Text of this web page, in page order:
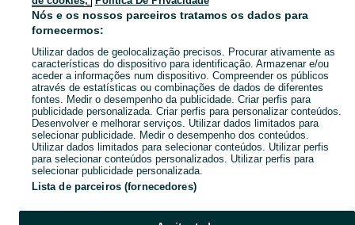
Mapa de mini-sites
Pesquisas populares
Nós e os nossos parceiros tratamos os dados para
fornecermos:
Utilizar dados de geolocalização precisos. Procurar ativamente as
características do dispositivo para identificação. Armazenar e/ou
aceder a informações num dispositivo. Compreender os públicos
através de estatísticas ou combinações de dados de diferentes
fontes. Medir o desempenho da publicidade. Criar perfis para
publicidade personalizada. Criar perfis para personalizar conteúdos.
Desenvolver e melhorar serviços. Utilizar dados limitados para
selecionar publicidade. Medir o desempenho dos conteúdos.
Utilizar dados limitados para selecionar conteúdos. Utilizar perfis
para selecionar conteúdos personalizados. Utilizar perfis para
selecionar publicidade personalizada.
Lista de parceiros (fornecedores)